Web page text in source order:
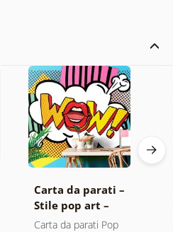
Carta da parati –
Stile pop art –
WOW!
Carta da parati Pop